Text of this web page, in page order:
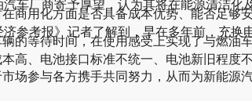
厂商寄予厚望，认为其将在能源清洁化
商用化方面是否具备成本优势、能否足够
考报》记者了解到，早在多年前，充换
的等待时间，在使用感受上实现了与燃油
、电池接口标准不统一、电池新旧程度不
参与各方携手共同努力，从而为新能源汽